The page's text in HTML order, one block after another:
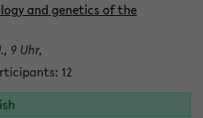
and genetics of the
9 Uhr,
12